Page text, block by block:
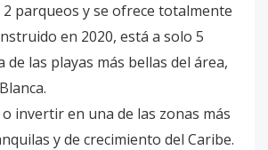
parqueos y se ofrece totalmente
en 2020, está a solo 5
de las playas más bellas del área,
invertir en una de las zonas más
y de crecimiento del Caribe.